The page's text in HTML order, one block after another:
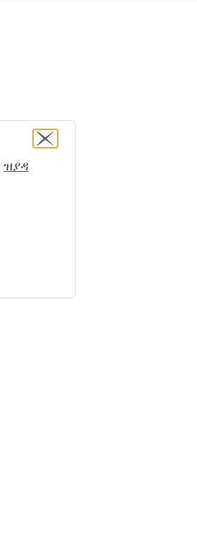
ዝያዳ